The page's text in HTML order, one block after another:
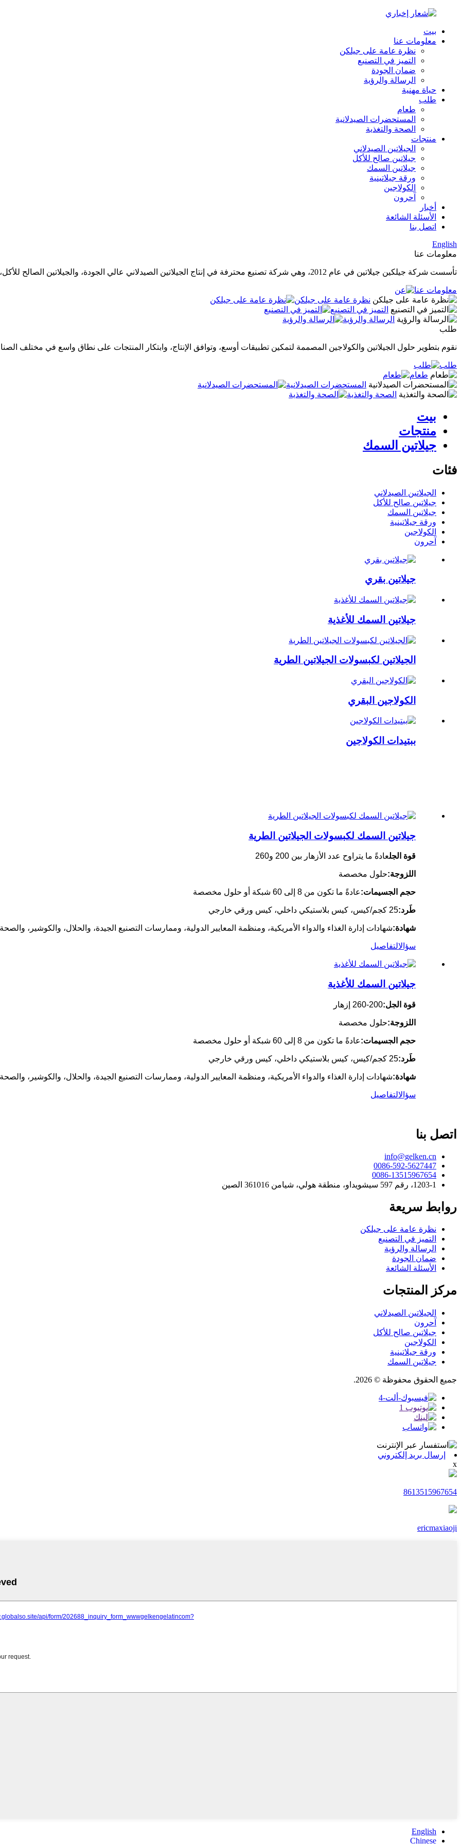
بيت
معلومات عنا
نظرة عامة على جيلكن
التميز في التصنيع
ضمان الجودة
الرسالة والرؤية
حياة مهنية
طلب
طعام
المستحضرات الصيدلانية
الصحة والتغذية
منتجات
الجيلاتين الصيدلاني
جيلاتين صالح للأكل
جيلاتين السمك
ورقة جيلاتينية
الكولاجين
آحرون
أخبار
الأسئلة الشائعة
اتصل بنا
English
معلومات عنا
تأسست شركة جيلكين جيلاتين في عام 2012، وهي شركة تصنيع محترفة في إنتاج الجيلاتين الصيدلاني عالي الجودة، والجيلاتين الصالح للأكل، والكولاجين المتحلل.
معلومات عنا
نظرة عامة على جيلكن
التميز في التصنيع
الرسالة والرؤية
طلب
نقوم بتطوير حلول الجيلاتين والكولاجين المصممة لتمكين تطبيقات أوسع، وتوافق الإنتاج، وابتكار المنتجات على نطاق واسع في مختلف
طلب
طعام
المستحضرات الصيدلانية
الصحة والتغذية
بيت
منتجات
جيلاتين السمك
فئات
الجيلاتين الصيدلاني
جيلاتين صالح للأكل
جيلاتين السمك
ورقة جيلاتينية
الكولاجين
آحرون
جيلاتين بقري
جيلاتين السمك للأغذية
الجيلاتين لكبسولات الجيلاتين الطرية
الكولاجين البقري
ببتيدات الكولاجين
جيلاتين السمك لكبسولات الجيلاتين الطرية
قوة الجلعادةً ما يتراوح عدد الأزهار بين 200 و260
اللزوجة:حلول مخصصة
حجم الجسيمات:عادةً ما تكون من 8 إلى 60 شبكة أو حلول مخصصة
طَرد:25 كجم/كيس، كيس بلاستيكي داخلي، كيس ورقي خارجي
شهادة:شهادات إدارة الغذاء والدواء الأمريكية، ومنظمة المعايير الدولية، وممارسات التصنيع الجيدة، والحلال، والكوشير،
سؤالالتفاصيل
جيلاتين السمك للأغذية
قوة الجل:200-260 إزهار
اللزوجة:حلول مخصصة
حجم الجسيمات:عادةً ما تكون من 8 إلى 60 شبكة أو حلول مخصصة
طَرد:25 كجم/كيس، كيس بلاستيكي داخلي، كيس ورقي خارجي
شهادة:شهادات إدارة الغذاء والدواء الأمريكية، ومنظمة المعايير الدولية، وممارسات التصنيع الجيدة، والحلال، والكوشير،
سؤالالتفاصيل
اتصل بنا
info@gelken.cn
0086-592-5627447
0086-13515967654
1203-1، رقم 597 سيشويداو، منطقة هولي، شيامن 361016 الصين
روابط سريعة
نظرة عامة على جيلكن
التميز في التصنيع
الرسالة والرؤية
ضمان الجودة
الأسئلة الشائعة
مركز المنتجات
الجيلاتين الصيدلاني
آحرون
جيلاتين صالح للأكل
الكولاجين
ورقة جيلاتينية
جيلاتين السمك
جميع الحقوق محفوظة © 2026.
إرسال بريد إلكتروني
x
8613515967654
ericmaxiaoji
English
Chinese